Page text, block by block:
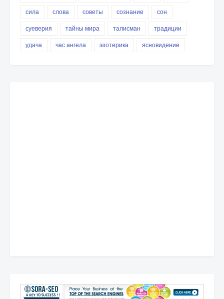
сила
слова советы сознание
сон
суеверия
тайны мира талисман
традиции
удача
час ангела эзотерика ясновидение